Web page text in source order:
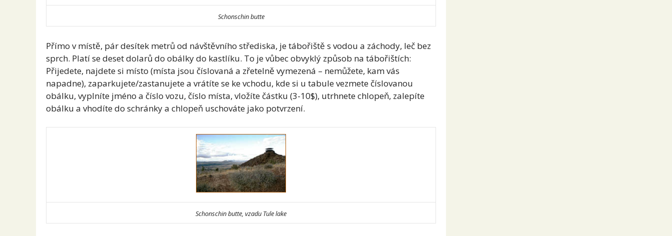
Schonschin butte
Přímo v místě, pár desítek metrů od návštěvního střediska, je tábořiště s vodou a záchody, leč bez
sprch. Platí se deset dolarů do obálky do kastlíku. To je vůbec obvyklý způsob na tábořištích:
Přijedete, najdete si místo (místa jsou číslovaná a zřetelně vymezená – nemůžete, kam vás
napadne), zaparkujete/zastanujete a vrátíte se ke vchodu, kde si u tabule vezmete číslovanou
obálku, vyplníte jméno a číslo vozu, číslo místa, vložíte částku (3-10$), utrhnete chlopeň, zalepíte
obálku a vhodíte do schránky a chlopeň uschováte jako potvrzení.
Schonschin butte, vzadu Tule lake